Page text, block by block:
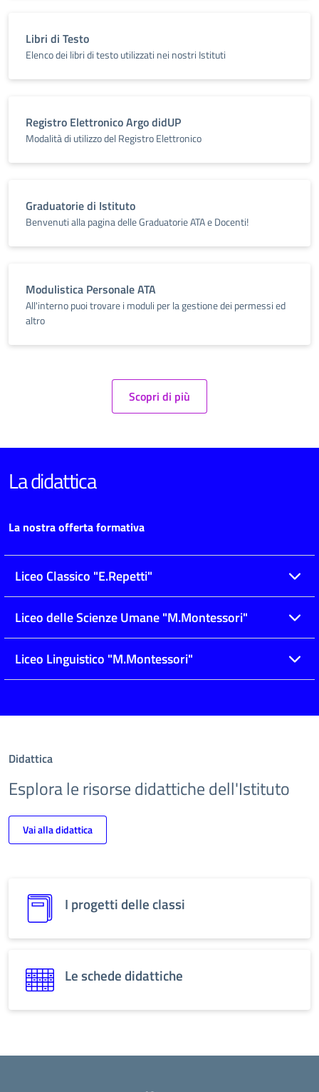
Libri di Testo
Elenco dei libri di testo utilizzati nei nostri Istituti
Registro Elettronico Argo didUP
Modalità di utilizzo del Registro Elettronico
Graduatorie di Istituto
Benvenuti alla pagina delle Graduatorie ATA e Docenti!
Modulistica Personale ATA
All'interno puoi trovare i moduli per la gestione dei permessi ed
altro
Scopri di più
La didattica
La nostra offerta formativa
Liceo Classico "E.Repetti"
Liceo delle Scienze Umane "M.Montessori"
Liceo Linguistico "M.Montessori"
Didattica
Esplora le risorse didattiche dell'Istituto
Vai alla didattica
I progetti delle classi
Le schede didattiche